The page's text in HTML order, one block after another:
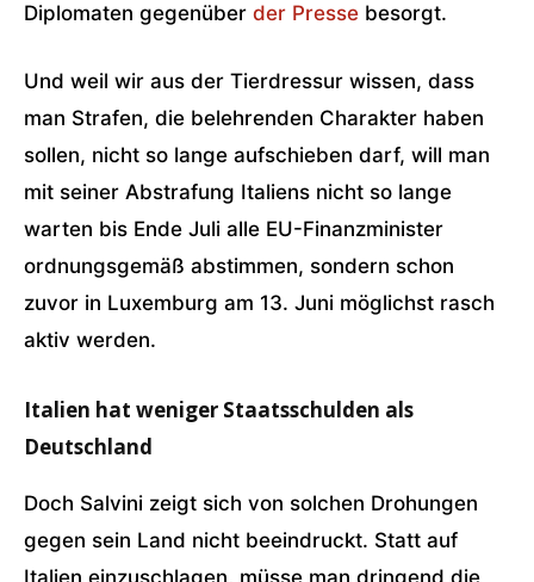
Diplomaten gegenüber der Presse besorgt.
Und weil wir aus der Tierdressur wissen, dass
man Strafen, die belehrenden Charakter haben
sollen, nicht so lange aufschieben darf, will man
mit seiner Abstrafung Italiens nicht so lange
warten bis Ende Juli alle EU-Finanzminister
ordnungsgemäß abstimmen, sondern schon
zuvor in Luxemburg am 13. Juni möglichst rasch
aktiv werden.
Italien hat weniger Staatsschulden als
Deutschland
Doch Salvini zeigt sich von solchen Drohungen
gegen sein Land nicht beeindruckt. Statt auf
Italien einzuschlagen, müsse man dringend die